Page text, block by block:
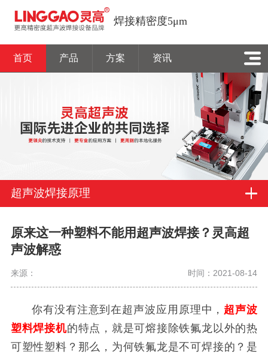
焊接精密度5μm
首页 产品 方案 资讯
超声波焊接原理
原来这一种塑料不能用超声波焊接？灵高超
声波解惑
来源： 时间：2021-08-14
你有没有注意到在超声波应用原理中， 超声波
塑料焊接机的特点，就是可熔接除铁氟龙以外的热
可塑性塑料？那么， 为何铁氟龙是不可焊接的？是